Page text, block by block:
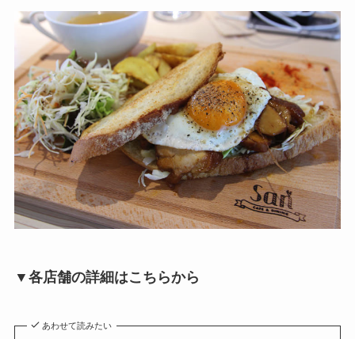
▼各店舗の詳細はこちらから
あわせて読みたい